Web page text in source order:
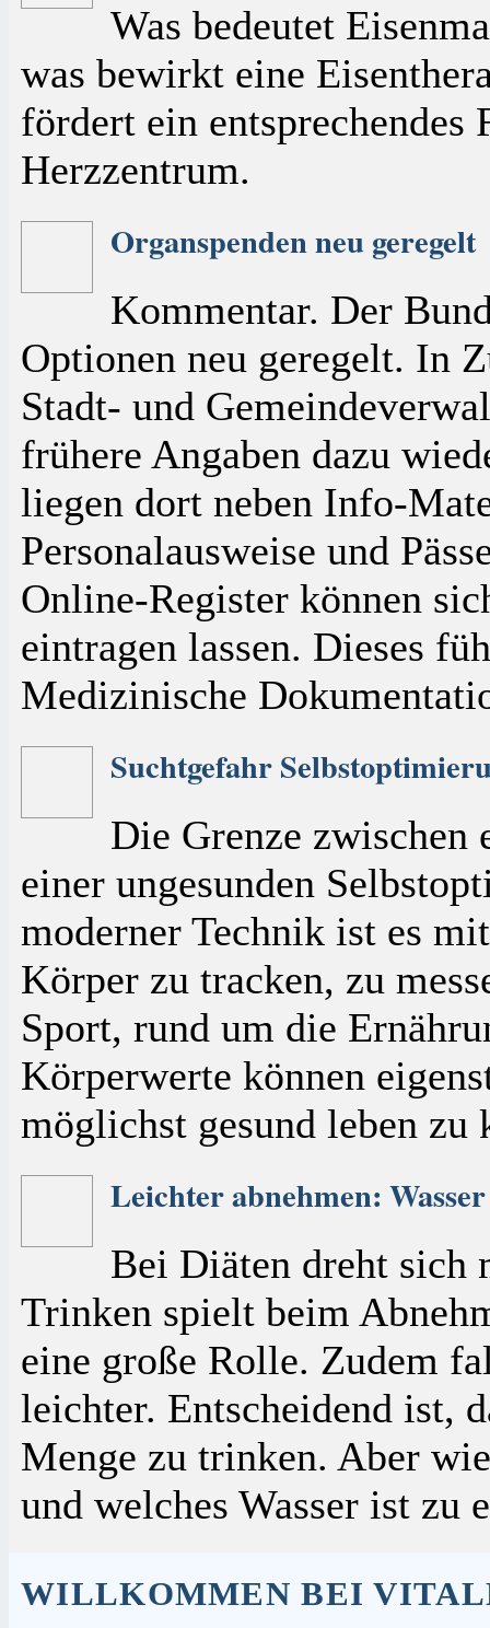
Was bedeutet
was bewirkt eine
fördert ein entsprechendes
Herzzentrum.
Organspenden neu geregelt
Kommentar. Der
Optionen neu geregelt. In
Stadt- und
frühere Angaben dazu
liegen dort neben Info-
Personalausweise und
Online-Register können
eintragen lassen. Dieses
Medizinische
Suchtgefahr
Die Grenze zwischen
einer ungesunden
moderner Technik ist es
Körper zu tracken, zu
Sport, rund um die
Körperwerte können
möglichst gesund leben zu
Leichter abnehmen:
Bei Diäten dreht sich
Trinken spielt beim
eine große Rolle. Zudem
leichter. Entscheidend ist,
Menge zu trinken. Aber
und welches Wasser ist zu
WILLKOMMEN BEI